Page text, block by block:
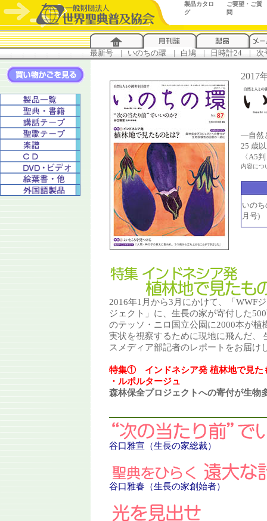
製品カタロ
グ
ご要望・ご質
問
最新号 | いのちの環 | 白鳩 | 日時計24 | 次
―自然
25 歳
〈A5
内容に
いの
月号)
2016年1月から3月にかけて、「WWF
ジェクト」に、生長の家が寄付した
のテッソ・ニロ国立公園に2000本が植
実状を視察するために現地に飛んだ、
スメディア部記者のレポートをお届け
特集① インドネシア発 植林地で見た
・ルポルタージュ
森林保全プロジェクトへの寄付が生物
谷口雅宣（生長の家総裁）
谷口雅春 （生長の家創始者）